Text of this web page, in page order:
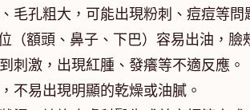
毛孔粗大，可能出現粉刺、痘痘等問
（額頭、鼻子、下巴）容易出油，臉
刺激，出現紅腫、發癢等不適反應。
不易出現明顯的乾燥或油膩。